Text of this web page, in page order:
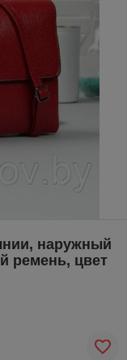
наружный
ремень, цвет